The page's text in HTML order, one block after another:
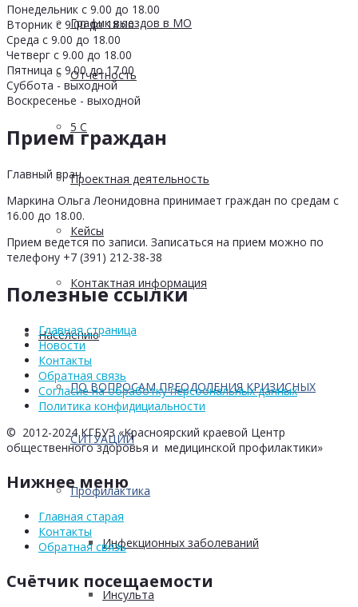
График выездов в МО
Отчетность
5 С
Проектная деятельность
Кейсы
Контактная информация
Населению
ПО ВОПРОСАМ ПРЕОДОЛЕНИЯ КРИЗИСНЫХ
СИТУАЦИЙ
Профилактика
Инфекционных заболеваний
Инсульта
Понедельник с 9.00 до 18.00
Вторник с 9.00 до 18.00
Среда с 9.00 до 18.00
Четверг с 9.00 до 18.00
Пятница с 9.00 до 17.00
Суббота - выходной
Воскресенье - выходной
Прием граждан
Главный врач
Маркина Ольга Леонидовна принимает граждан по средам с
16.00 до 18.00.
Прием ведется по записи. Записаться на прием можно по
телефону +7 (391) 212-38-38
Полезные ссылки
Главная страница
Новости
Контакты
Обратная связь
Согласие на обработку персоональных данных
Политика конфидициальности
© 2012-2024 КГБУЗ «Красноярский краевой Центр
общественного здоровья и медицинской профилактики»
Нижнее меню
Главная старая
Контакты
Обратная связь
Счётчик посещаемости